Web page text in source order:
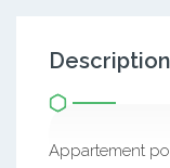
Description
Appartement